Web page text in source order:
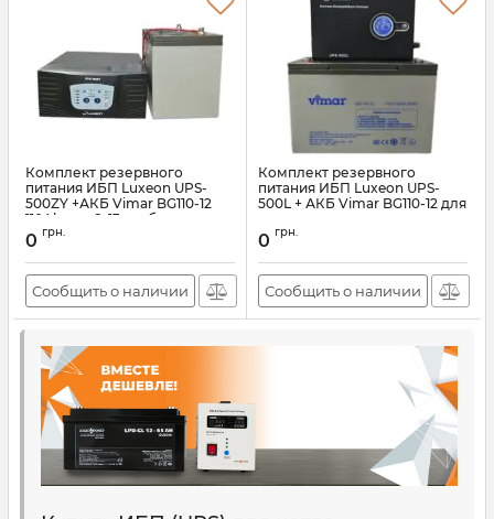
Комплект резервного
питания ИБП Luxeon UPS-
500ZY +АКБ Vimar BG110-12
110Ah для 8-13ч работы
газового котла
0 грн.
Сообщить о наличии
Комплект резервного
питания ИБП Luxeon UPS-
500L + АКБ Vimar BG110-12 для
Артикул:
0 грн.
Сообщить о наличии